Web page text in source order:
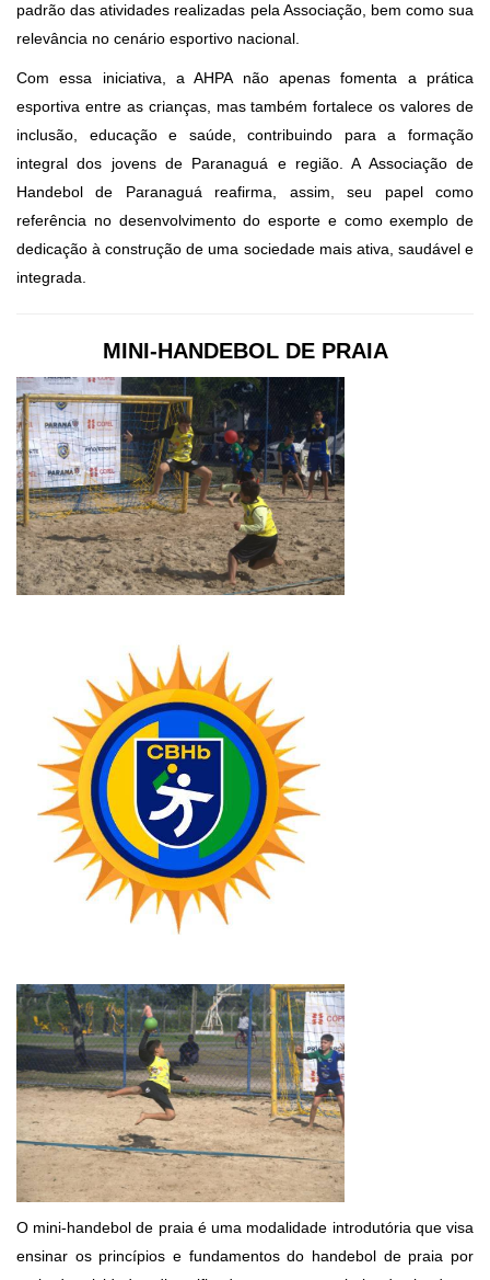
padrão das atividades realizadas pela Associação, bem como sua
relevância no cenário esportivo nacional.
Com essa iniciativa, a AHPA não apenas fomenta a prática
esportiva entre as crianças, mas também fortalece os valores de
inclusão, educação e saúde, contribuindo para a formação
integral dos jovens de Paranaguá e região. A Associação de
Handebol de Paranaguá reafirma, assim, seu papel como
referência no desenvolvimento do esporte e como exemplo de
dedicação à construção de uma sociedade mais ativa, saudável e
integrada.
MINI-HANDEBOL DE PRAIA
O mini-handebol de praia é uma modalidade introdutória que visa
ensinar os princípios e fundamentos do handebol de praia por